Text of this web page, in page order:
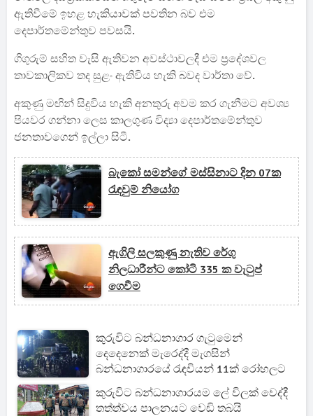
ඇතිවීමේ ඉහළ හැකියාවක් පවතින බව එම
දෙපාර්තමේන්තුව පවසයි.
ගිගුරුම් සහිත වැසි ඇතිවන අවස්ථාවලදී එම ප්‍රදේශවල
තාවකාලිකව තද සුළං ඇතිවිය හැකි බවද වාර්තා වේ.
අකුණු මඟින් සිදුවිය හැකි අනතුරු අවම කර ගැනීමට අවශ්‍ය
පියවර ගන්නා ලෙස කාලගුණ විද්‍යා දෙපාර්තමේන්තුව
ජනතාවගෙන් ඉල්ලා සිටී.
බැකෝ සමන්ගේ මස්සිනාට දින 07ක
රැඳවුම් නියෝග
ඇගිලි සලකුණු නැතිව රේගු
නිලධාරීන්ට කෝටි 335 ක වැටුප්
ගෙවීම
කුරුවිට බන්ධනාගාර ගැටුමෙන්
දෙදෙනෙක් මැරෙද්දී මැගසින්
බන්ධනාගාරයේ රැඳවියන් 11ක් රෝහලට
කුරුවිට බන්ධනාගාරයම ලේ විලක් වෙද්දී
තත්ත්වය පාලනයට වෙඩි තබයි